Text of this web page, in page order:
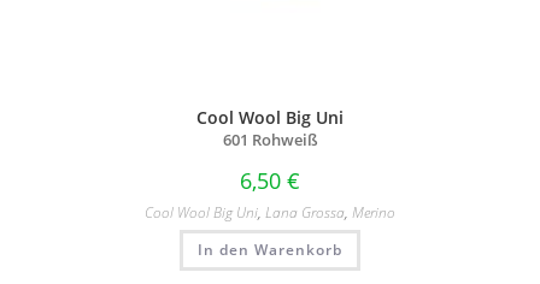
Cool Wool Big Uni
601 Rohweiß
6,50 €
Cool Wool Big Uni, Lana Grossa, Merino
In den Warenkorb